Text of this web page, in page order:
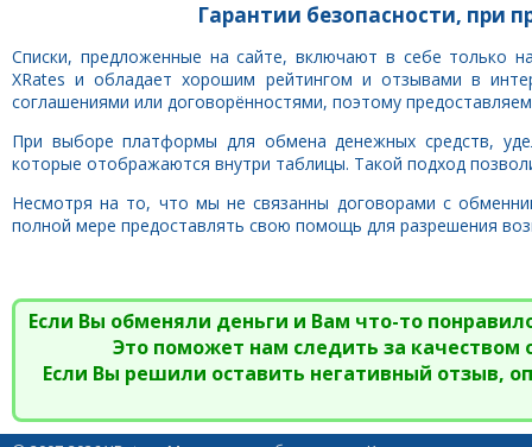
Гарантии безопасности, при
Списки, предложенные на сайте, включают в себе только
XRates и обладает хорошим рейтингом и отзывами в
соглашениями или договорённостями, поэтому
При выборе платформы для обмена денежных средств,
которые отображаются внутри таблицы. Такой подход
Несмотря на то, что мы не связанны договорами с
полной мере предоставлять свою помощь для разрешения
Если Вы обменяли деньги и Вам что-то
Это поможет нам следить за
Если Вы решили оставить негативный отзыв,